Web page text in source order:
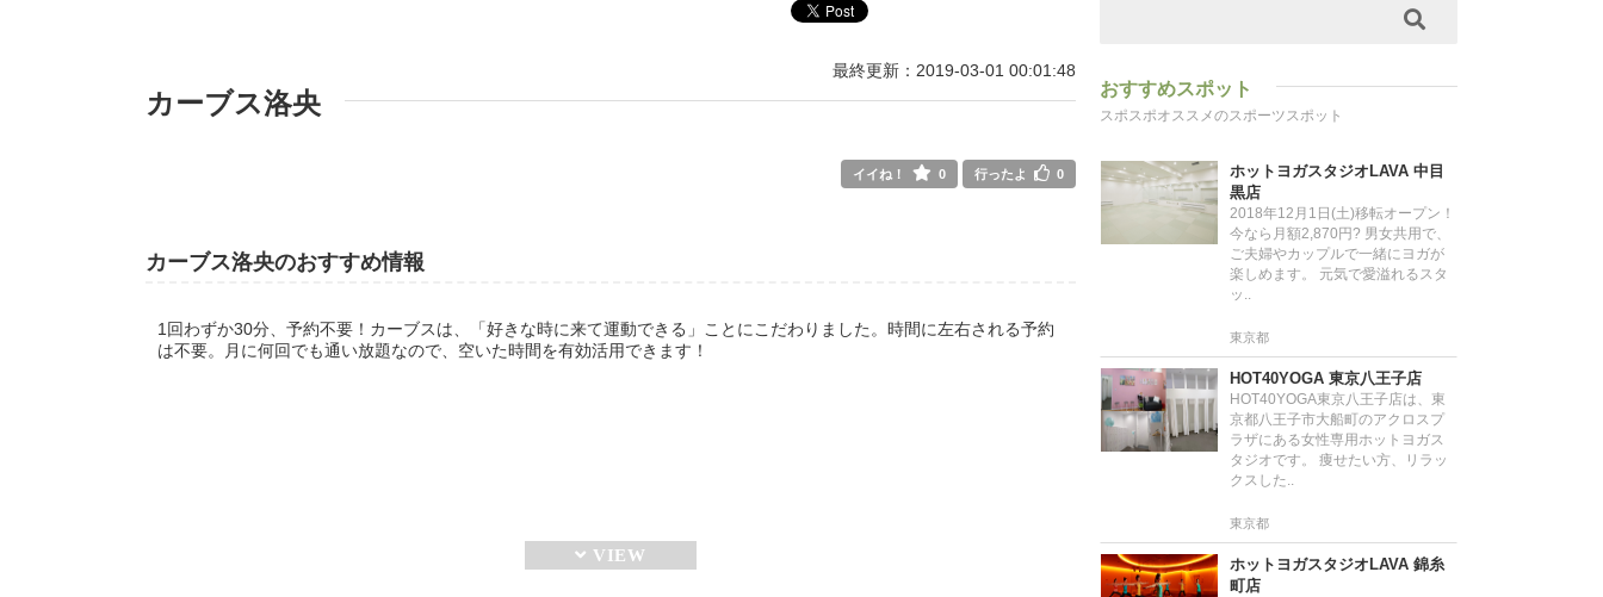
最終更新：2019-03-01 00:01:48
カーブス洛央
イイね！ 0 行ったよ 0
カーブス洛央のおすすめ情報
1回わずか30分、予約不要！カーブスは、「好きな時に来て運動できる」ことにこだわりました。時間に左右される予約
は不要。月に何回でも通い放題なので、空いた時間を有効活用できます！
おすすめスポット
スポスポオススメのスポーツスポット
ホットヨガスタジオLAVA 中目
黒店
2018年12月1日(土)移転オープン！
今なら月額2,870円? 男女共用で、
ご夫婦やカップルで一緒にヨガが
楽しめます。 元気で愛溢れるスタ
ッ..
東京都
HOT40YOGA 東京八王子店
HOT40YOGA東京八王子店は、東
京都八王子市大船町のアクロスプ
ラザにある女性専用ホットヨガス
タジオです。 痩せたい方、リラッ
クスした..
東京都
ホットヨガスタジオLAVA 錦糸
町店